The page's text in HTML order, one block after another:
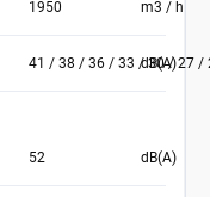
1950 m3 / h
41 / 38 / 36 / 33 / 30 / 27 /
dB(A)
52 dB(A)